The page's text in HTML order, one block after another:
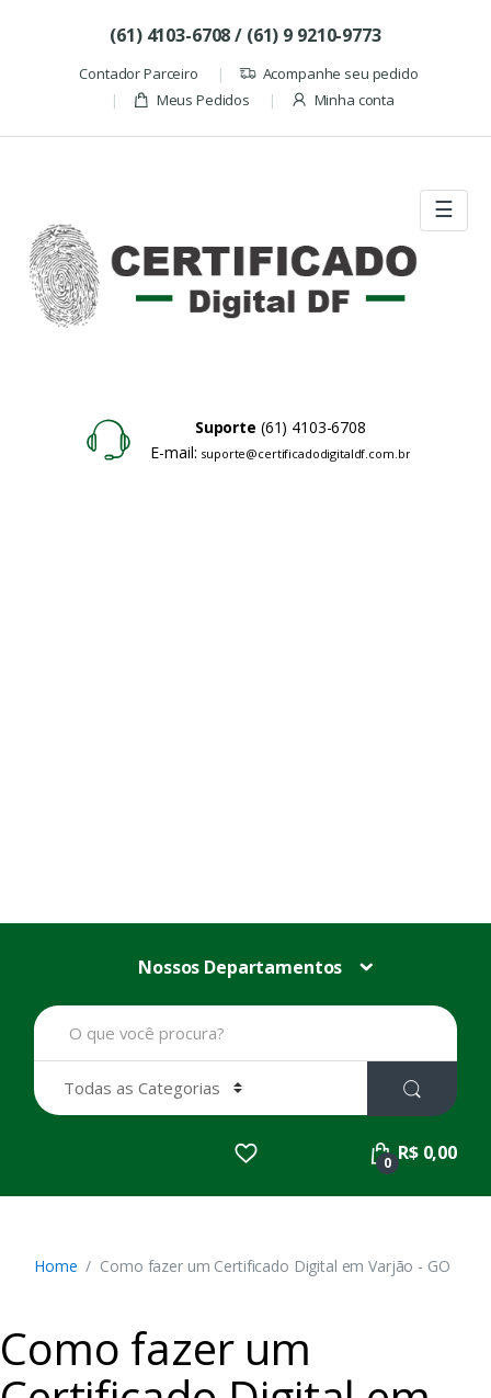
(61) 4103-6708 / (61) 9 9210-9773
Contador Parceiro
Acompanhe seu pedido
Meus Pedidos
Minha conta
☰
Suporte (61) 4103-6708
E-mail: suporte@certificadodigitaldf.com.br
Nossos Departamentos
B
u
a
r
:
0 R$ 0,00
Home Como fazer um Certificado Digital em Varjão - GO
Como fazer um